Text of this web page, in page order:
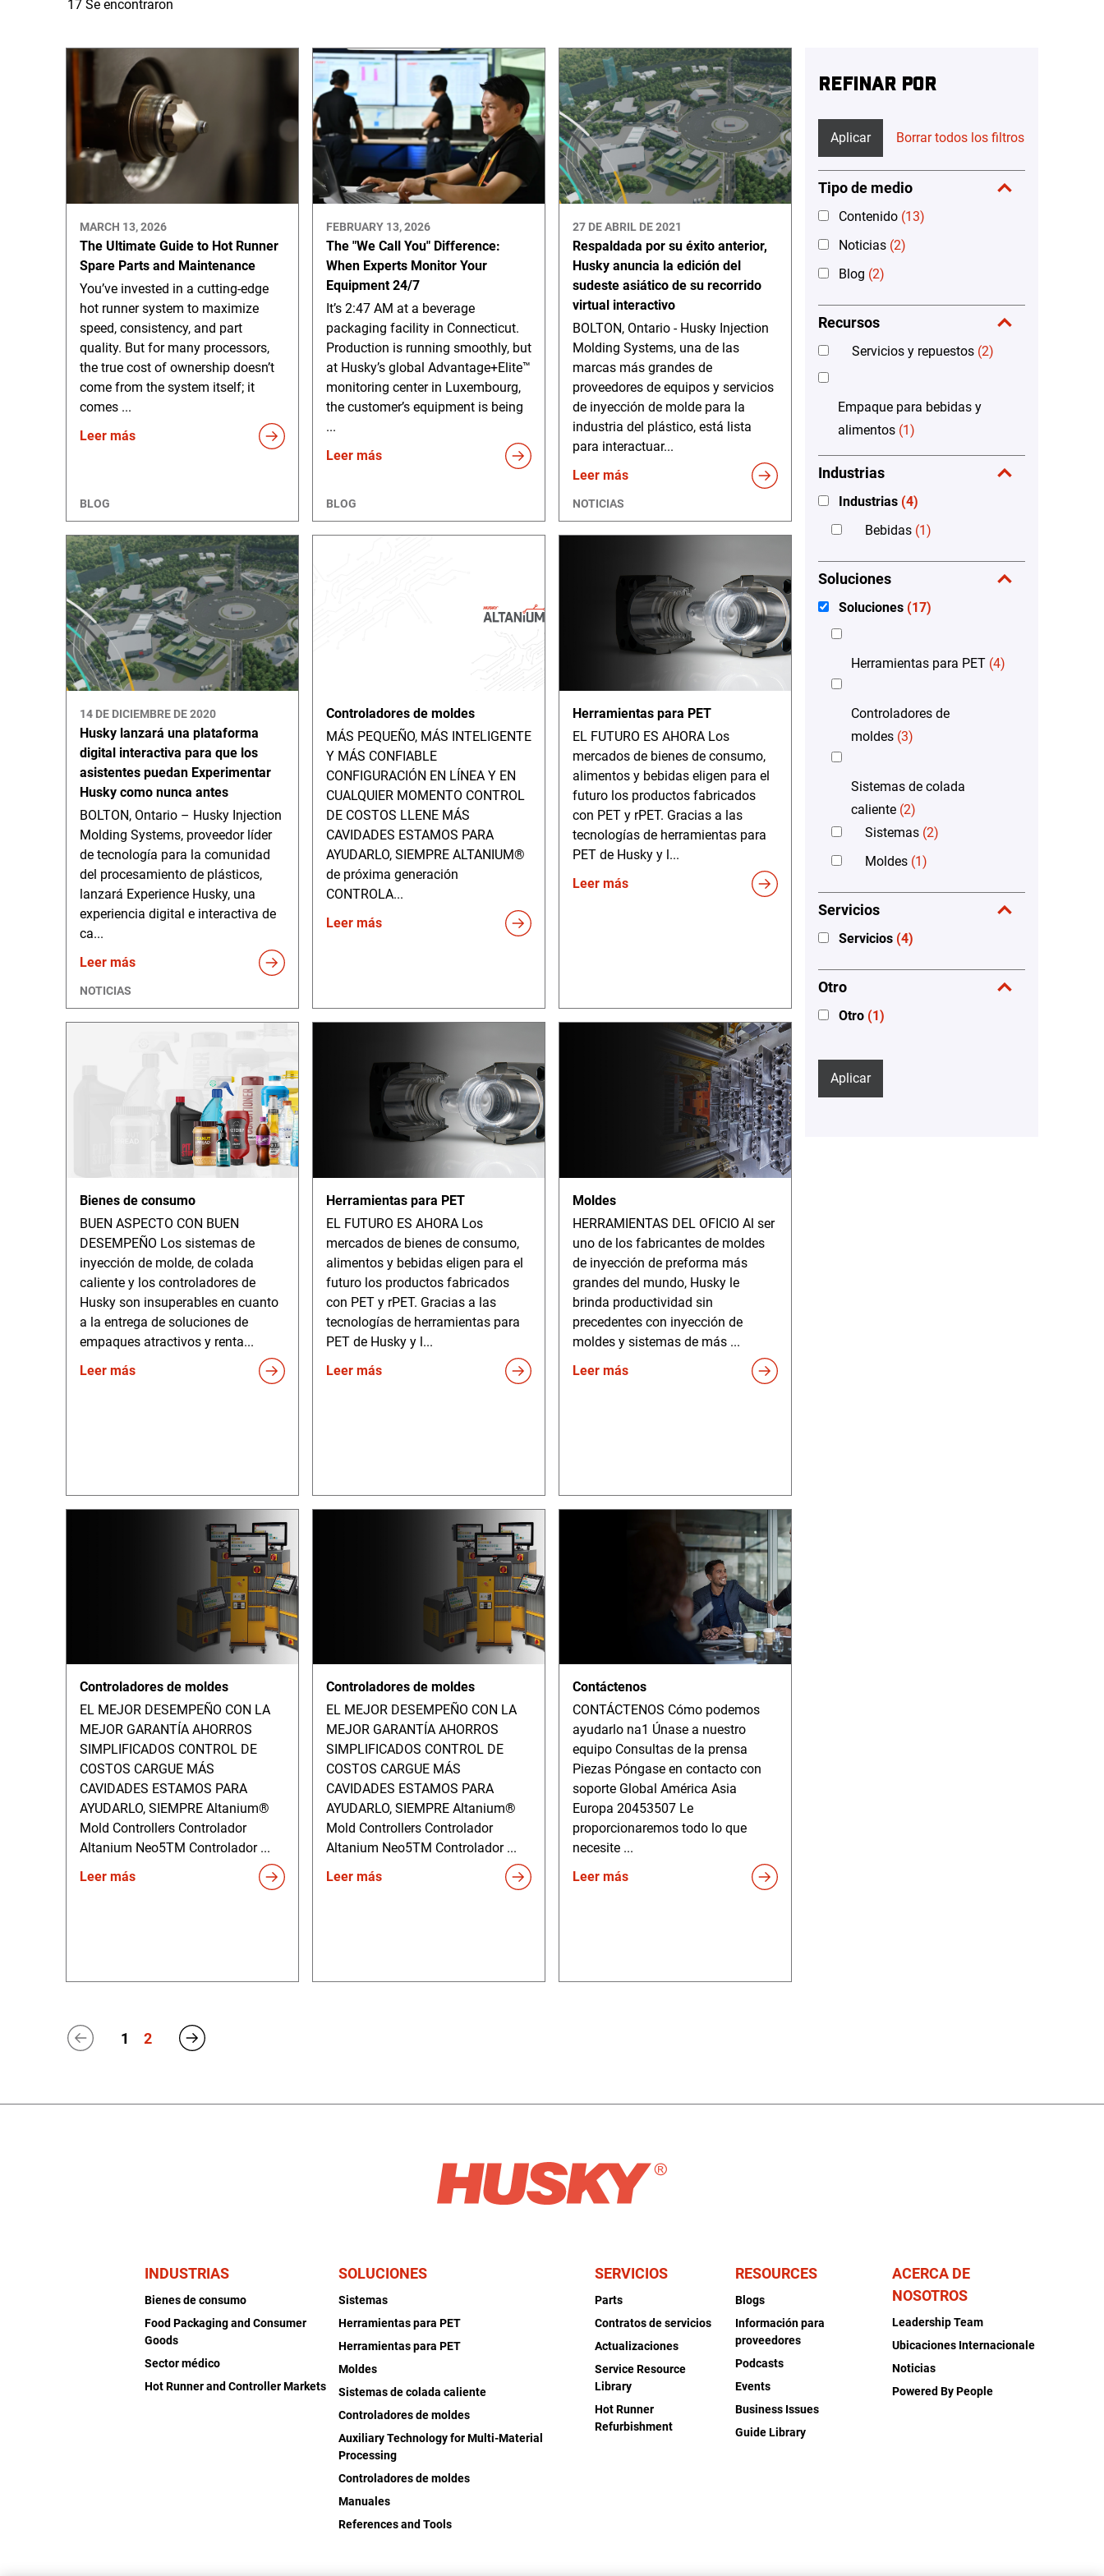
17 Se encontraron
MARCH 13, 2026
The Ultimate Guide to Hot Runner
Spare Parts and Maintenance
You’ve invested in a cutting-edge
hot runner system to maximize
speed, consistency, and part
quality. But for many processors,
the true cost of ownership doesn’t
come from the system itself; it
comes ...
Leer más
BLOG
FEBRUARY 13, 2026
The "We Call You" Difference:
When Experts Monitor Your
Equipment 24/7
It’s 2:47 AM at a beverage
packaging facility in Connecticut.
Production is running smoothly, but
at Husky’s global Advantage+Elite™
monitoring center in Luxembourg,
the customer’s equipment is being
...
Leer más
BLOG
27 DE ABRIL DE 2021
Respaldada por su éxito anterior,
Husky anuncia la edición del
sudeste asiático de su recorrido
virtual interactivo
BOLTON, Ontario - Husky Injection
Molding Systems, una de las
marcas más grandes de
proveedores de equipos y servicios
de inyección de molde para la
industria del plástico, está lista
para interactuar...
Leer más
NOTICIAS
14 DE DICIEMBRE DE 2020
Husky lanzará una plataforma
digital interactiva para que los
asistentes puedan Experimentar
Husky como nunca antes
BOLTON, Ontario – Husky Injection
Molding Systems, proveedor líder
de tecnología para la comunidad
del procesamiento de plásticos,
lanzará Experience Husky, una
experiencia digital e interactiva de
ca...
Leer más
NOTICIAS
Controladores de moldes
MÁS PEQUEÑO, MÁS INTELIGENTE
Y MÁS CONFIABLE
CONFIGURACIÓN EN LÍNEA Y EN
CUALQUIER MOMENTO CONTROL
DE COSTOS LLENE MÁS
CAVIDADES ESTAMOS PARA
AYUDARLO, SIEMPRE ALTANIUM®
de próxima generación
CONTROLA...
Leer más
Herramientas para PET
EL FUTURO ES AHORA Los
mercados de bienes de consumo,
alimentos y bebidas eligen para el
futuro los productos fabricados
con PET y rPET. Gracias a las
tecnologías de herramientas para
PET de Husky y l...
Leer más
Bienes de consumo
BUEN ASPECTO CON BUEN
DESEMPEÑO Los sistemas de
inyección de molde, de colada
caliente y los controladores de
Husky son insuperables en cuanto
a la entrega de soluciones de
empaques atractivos y renta...
Leer más
Herramientas para PET
EL FUTURO ES AHORA Los
mercados de bienes de consumo,
alimentos y bebidas eligen para el
futuro los productos fabricados
con PET y rPET. Gracias a las
tecnologías de herramientas para
PET de Husky y l...
Leer más
Moldes
HERRAMIENTAS DEL OFICIO Al ser
uno de los fabricantes de moldes
de inyección de preforma más
grandes del mundo, Husky le
brinda productividad sin
precedentes con inyección de
moldes y sistemas de más ...
Leer más
Controladores de moldes
EL MEJOR DESEMPEÑO CON LA
MEJOR GARANTÍA AHORROS
SIMPLIFICADOS CONTROL DE
COSTOS CARGUE MÁS
CAVIDADES ESTAMOS PARA
AYUDARLO, SIEMPRE Altanium®
Mold Controllers Controlador
Altanium Neo5TM Controlador ...
Leer más
Controladores de moldes
EL MEJOR DESEMPEÑO CON LA
MEJOR GARANTÍA AHORROS
SIMPLIFICADOS CONTROL DE
COSTOS CARGUE MÁS
CAVIDADES ESTAMOS PARA
AYUDARLO, SIEMPRE Altanium®
Mold Controllers Controlador
Altanium Neo5TM Controlador ...
Leer más
Contáctenos
CONTÁCTENOS Cómo podemos
ayudarlo na1 Únase a nuestro
equipo Consultas de la prensa
Piezas Póngase en contacto con
soporte Global América Asia
Europa 20453507 Le
proporcionaremos todo lo que
necesite ...
Leer más
REFINAR POR
Aplicar Borrar todos los filtros
Tipo de medio
Contenido (13)
Noticias (2)
Blog (2)
Recursos
Servicios y repuestos (2)
Empaque para bebidas y
alimentos (1)
Industrias
Industrias (4)
Bebidas (1)
Soluciones
Soluciones (17)
Herramientas para PET (4)
Controladores de
moldes (3)
Sistemas de colada
caliente (2)
Sistemas (2)
Moldes (1)
Servicios
Servicios (4)
Otro
Otro (1)
Aplicar
1 2
INDUSTRIAS
Bienes de consumo
Food Packaging and Consumer
Goods
Sector médico
Hot Runner and Controller Markets
SOLUCIONES
Sistemas
Herramientas para PET
Herramientas para PET
Moldes
Sistemas de colada caliente
Controladores de moldes
Auxiliary Technology for Multi-Material
Processing
Controladores de moldes
Manuales
References and Tools
SERVICIOS
Parts
Contratos de servicios
Actualizaciones
Service Resource
Library
Hot Runner
Refurbishment
RESOURCES
Blogs
Información para
proveedores
Podcasts
Events
Business Issues
Guide Library
ACERCA DE
NOSOTROS
Leadership Team
Ubicaciones Internacionale
Noticias
Powered By People